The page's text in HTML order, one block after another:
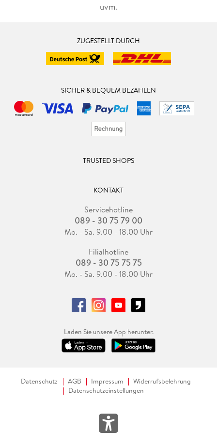
uvm.
ZUGESTELLT DURCH
SICHER & BEQUEM BEZAHLEN
TRUSTED SHOPS
KONTAKT
Servicehotline
089 - 30 75 79 00
Mo. - Sa. 9.00 - 18.00 Uhr
Filialhotline
089 - 30 75 75 75
Mo. - Sa. 9.00 - 18.00 Uhr
Laden Sie unsere App herunter.
Datenschutz AGB Impressum
Widerrufsbelehrung
Datenschutzeinstellungen